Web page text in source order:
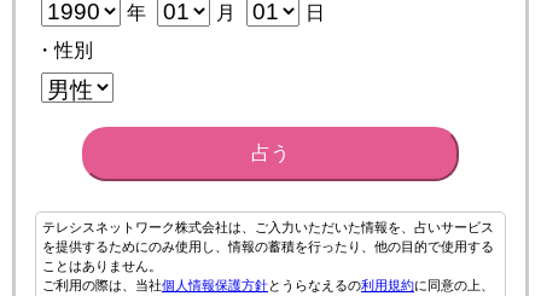
年 月
日
・性別
占う
テレシスネットワーク株式会社は、ご入力いただいた情報を、占いサービス
を提供するためにのみ使用し、情報の蓄積を行ったり、他の目的で使用する
ことはありません。
ご利用の際は、当社個人情報保護方針とうらなえるの利用規約に同意の上、